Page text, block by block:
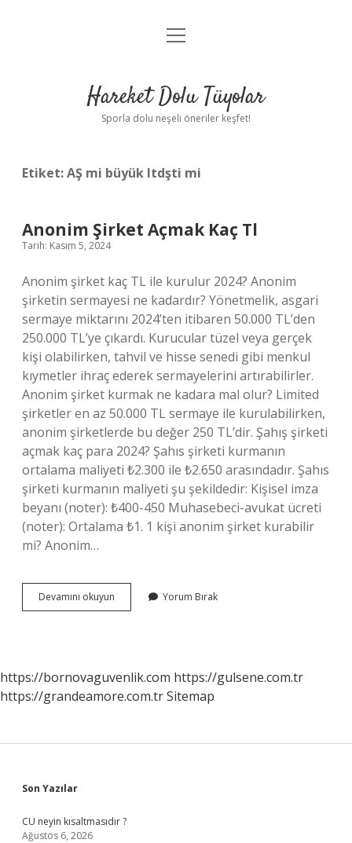
Anasayfa
Yasal Uyarı
menüyü
Hareket Dolu Tüyolar
Sporla dolu neşeli öneriler keşfet!
Etiket:AŞ mi büyük ltdşti mi
Anonim Şirket Açmak Kaç Tl
Tarih: Kasım 5, 2024
Anonim şirket kaç TL ile kurulur 2024? Anonim
şirketin sermayesi ne kadardır? Yönetmelik, asgari
sermaye miktarını 2024’ten itibaren 50.000 TL’den
250.000 TL’ye çıkardı. Kurucular tüzel veya gerçek
kişi olabilirken, tahvil ve hisse senedi gibi menkul
kıymetler ihraç ederek sermayelerini artırabilirler.
Anonim şirket kurmak ne kadara mal olur? Limited
şirketler en az 50.000 TL sermaye ile kurulabilirken,
anonim şirketlerde bu değer 250 TL’dir. Şahış şirketi
açmak kaç para 2024? Şahıs şirketi kurmanın
ortalama maliyeti ₺2.300 ile ₺2.650 arasındadır. Şahıs
şirketi kurmanın maliyeti şu şekildedir: Kişisel imza
beyanı (noter): ₺400-450 Muhasebeci-avukat ücreti
(noter): Ortalama ₺1. 1 kişi anonim şirket kurabilir
mi? Anonim…
Devamını okuyun
Şirket
Yorum Bırak
https://bornovaguvenlik.com https://gulsene.com.tr
https://grandeamore.com.trSitemap
Sidebar
Son Yazılar
CU neyin kısaltmasıdır ?
Ağustos 6, 2026